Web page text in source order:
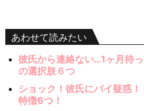
あわせて読みたい
彼氏から連絡ない…1ヶ月待
の選択肢６つ
ショック！彼氏にバイ疑惑
特徴6つ！